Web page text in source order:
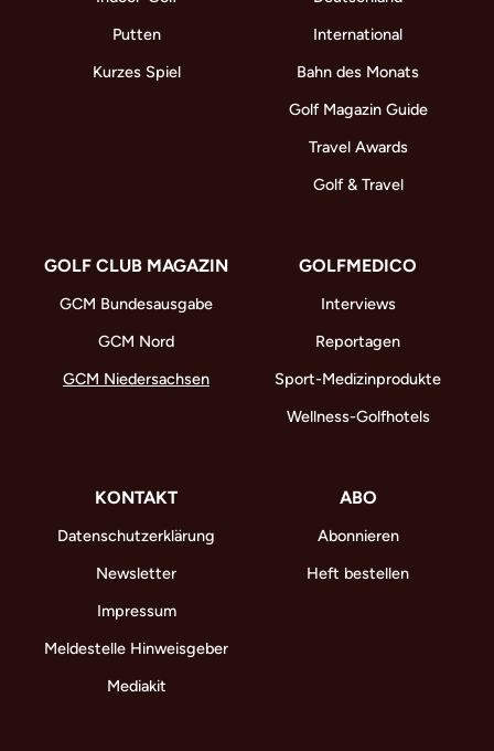
Putten
Kurzes Spiel
International
Bahn des Monats
Golf Magazin Guide
Travel Awards
Golf & Travel
GOLF CLUB MAGAZIN
GCM Bundesausgabe
GCM Nord
GCM Niedersachsen
GOLFMEDICO
Interviews
Reportagen
Sport-Medizinprodukte
Wellness-Golfhotels
KONTAKT
Datenschutzerklärung
Newsletter
Impressum
Meldestelle Hinweisgeber
Mediakit
ABO
Abonnieren
Heft bestellen